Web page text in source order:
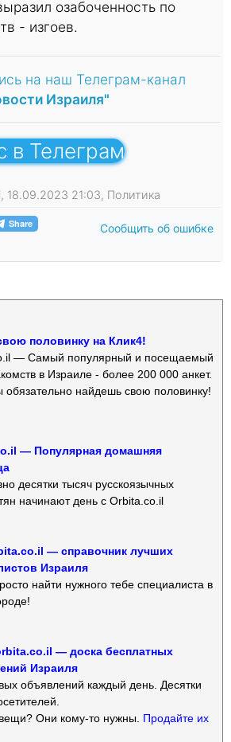
озабоченность по
- изгоев.
на наш Телеграм-канал
Израиля"
в Телеграм
18.09.2023 21:03, Политика
Сообщить об ошибке
половинку на Клик4!
— Самый популярный и посещаемый
в Израиле - более 200 000 анкет.
обязательно найдешь свою половинку!
— Популярная домашняя
десятки тысяч русскоязычных
начинают день с Orbita.co.il
— справочник лучших
Израиля
найти нужного тебе специалиста в
— доска бесплатных
Израиля
объявлений каждый день. Десятки
Они кому-то нужны. Продайте их